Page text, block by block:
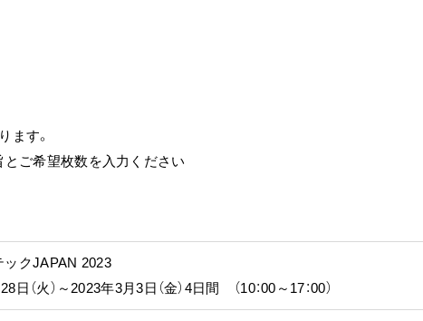
ます。
とご希望枚数を入力ください
ックJAPAN 2023
日（火）～2023年3月3日（金）4日間 （10：00～17：00）